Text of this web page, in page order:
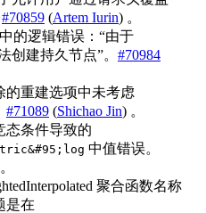
#70859 (Artem Iurin) 。
中的逻辑错误：“由于
创建持久节点”。 #70984
的重建选项中未考虑
#71089 (Shichao Jin) 。
态条件导致的
中值错误。
聚合函数名称
是在